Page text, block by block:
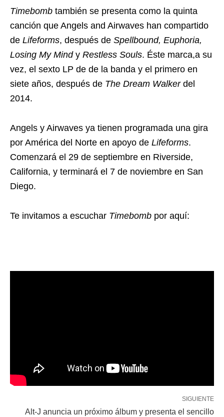
Timebomb también se presenta como la quinta
canción que Angels and Airwaves han compartido
de Lifeforms, después de Spellbound, Euphoria,
Losing My Mindy Restless Souls. Éste marca,a su
vez, el sexto LP de de la banda y el primero en
siete años, después de The Dream Walkerdel
2014.
Angels y Airwaves ya tienen programada una gira
por América del Norte en apoyo de Lifeforms.
Comenzará el 29 de septiembre en Riverside,
California, y terminará el 7 de noviembre en San
Diego.
Te invitamos a escuchar Timebomb por aquí:
SIGUIENTE
Alt-J anuncia un próximo álbum y presenta el sencillo